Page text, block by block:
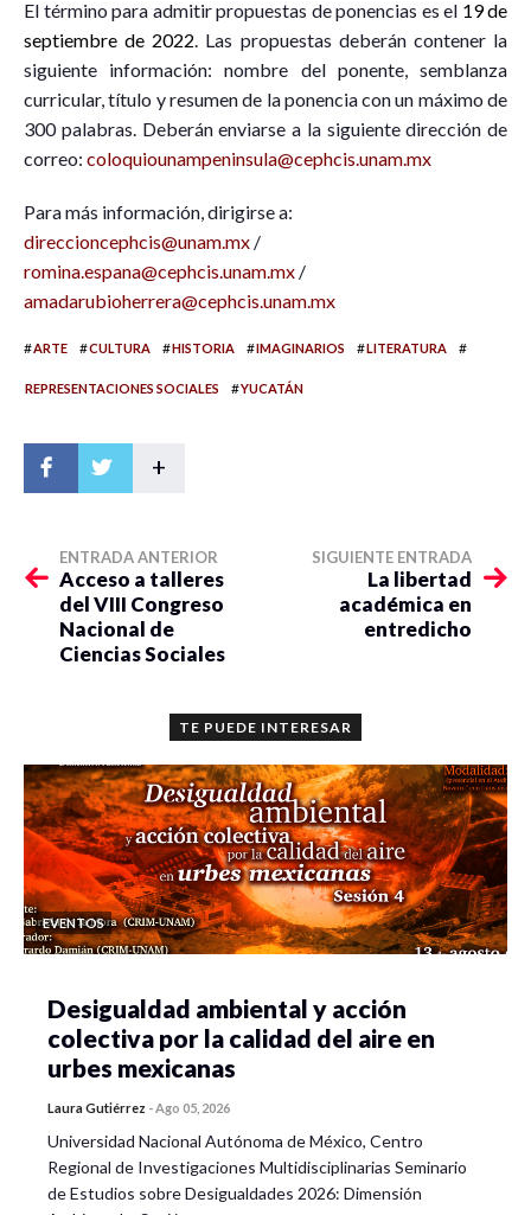
El término para admitir propuestas de ponencias es el 19 de
septiembre de 2022. Las propuestas deberán contener la
siguiente información: nombre del ponente, semblanza
curricular, título y resumen de la ponencia con un máximo de
300 palabras. Deberán enviarse a la siguiente dirección de
correo: coloquiounampeninsula@cephcis.unam.mx
Para más información, dirigirse a:
direccioncephcis@unam.mx /
romina.espana@cephcis.unam.mx /
amadarubioherrera@cephcis.unam.mx
#ARTE #CULTURA #HISTORIA #IMAGINARIOS #LITERATURA #
REPRESENTACIONES SOCIALES #YUCATÁN
+
ENTRADA ANTERIOR
Acceso a talleres
del VIII Congreso
Nacional de
Ciencias Sociales
SIGUIENTE ENTRADA
La libertad
académica en
entredicho
TE PUEDE INTERESAR
EVENTOS
Desigualdad ambiental y acción
colectiva por la calidad del aire en
urbes mexicanas
Laura Gutiérrez -Ago 05, 2026
Universidad Nacional Autónoma de México, Centro
Regional de Investigaciones Multidisciplinarias Seminario
de Estudios sobre Desigualdades 2026: Dimensión